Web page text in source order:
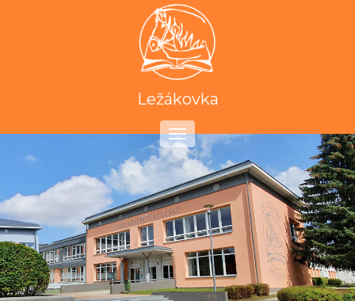
Ležákovka
Toggle
navigation